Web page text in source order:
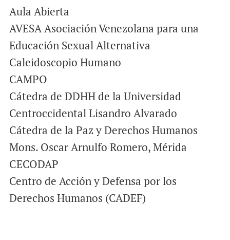
Aula Abierta
AVESA Asociación Venezolana para una
Educación Sexual Alternativa
Caleidoscopio Humano
CAMPO
Cátedra de DDHH de la Universidad
Centroccidental Lisandro Alvarado
Cátedra de la Paz y Derechos Humanos
Mons. Oscar Arnulfo Romero, Mérida
CECODAP
Centro de Acción y Defensa por los
Derechos Humanos (CADEF)